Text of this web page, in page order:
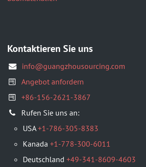
Kontaktieren Sie uns
info@guangzhousourcing.com
Angebot anfordern
+86-156-2621-3867
​Rufen Sie uns an:
USA+1-786-305-8383
Kanada +1-778-300-6011
Deutschland +49-341-8609-4603